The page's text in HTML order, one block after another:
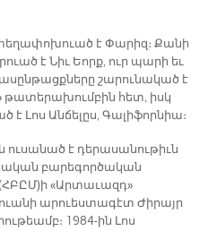
է Փարիզ։ Քանի
է Նիւ Եորք, ուր պարի եւ
շարունակած է
թատերախումբին հետ, իսկ
է Լոս Անճելըս, Գալիֆորնիա։
ուսանած է դերասանութիւն
բարեգործական
«Արտաւազդ»
արուեստագէտ Ժիրայր
1984-ին Լոս